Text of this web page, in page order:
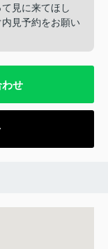
見に来てほし
見予約をお願い
せ